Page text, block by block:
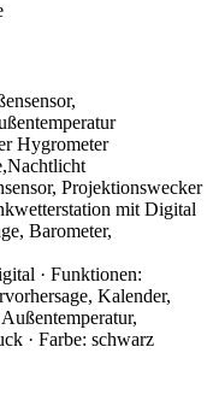
Projektionswecker
mit Digital
Barometer,
· Funktionen:
Kalender,
· Farbe: schwarz